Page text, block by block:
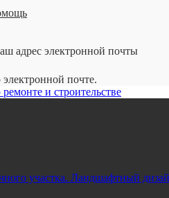
адрес электронной почты
почте.
и строительстве
участка. Ландшафтный